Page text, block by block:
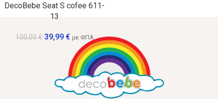
DecoBebe Seat S cofee 611-
13
100,00€ 39,99 € με ΦΠΑ